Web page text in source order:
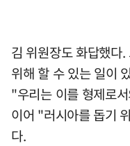
김 위원장도 화답했다
위해 할 수 있는 일이
"우리는 이를 형제로
이어 "러시아를 돕기
다.